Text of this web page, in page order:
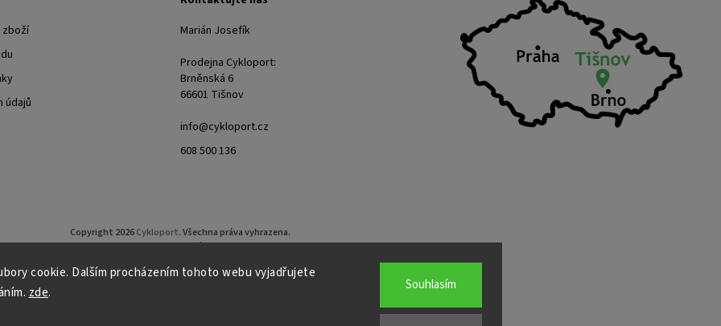
cookie. Dalším procházením tohoto webu vyjadřujete
zde. Souhlasím
zboží
údajů
Marián Josefík
Prodejna Cykloport:
Brněnská 6
66601 Tišnov
info@cykloport.cz
608 500 136
Copyright 2026Cykloport. Všechna práva vyhrazena.
Upravit nastavení cookies
Grafický návrh vytvořil a nakódovalShoptak.cz